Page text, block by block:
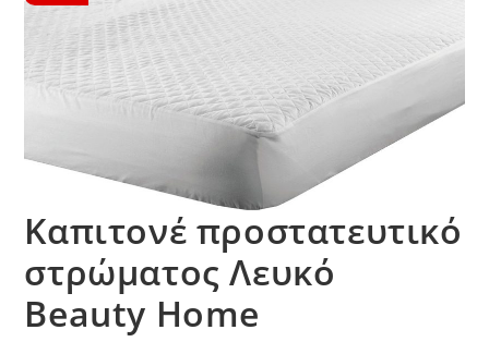
Καπιτονέ προστατευτικό
στρώματος Λευκό
Beauty Home